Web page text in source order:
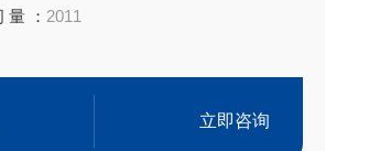
量 ： 2011
立即咨询